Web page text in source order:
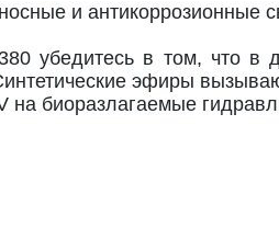
и антикоррозионные
убедитесь в том, что в
эфиры
на биоразлагаемые